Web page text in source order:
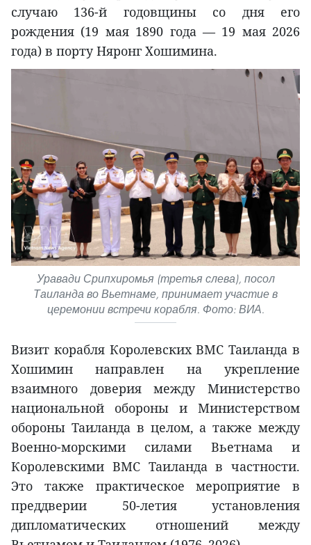
случаю 136-й годовщины со дня его
рождения (19 мая 1890 года — 19 мая 2026
года) в порту Няронг Хошимина.
Уравади Срипхиромья (третья слева), посол
Таиланда во Вьетнаме, принимает участие в
церемонии встречи корабля. Фото: ВИА.
Визит корабля Королевских ВМС Таиланда в
Хошимин направлен на укрепление
взаимного доверия между Министерство
национальной обороны и Министерством
обороны Таиланда в целом, а также между
Военно-морскими силами Вьетнама и
Королевскими ВМС Таиланда в частности.
Это также практическое мероприятие в
преддверии 50-летия установления
дипломатических отношений между